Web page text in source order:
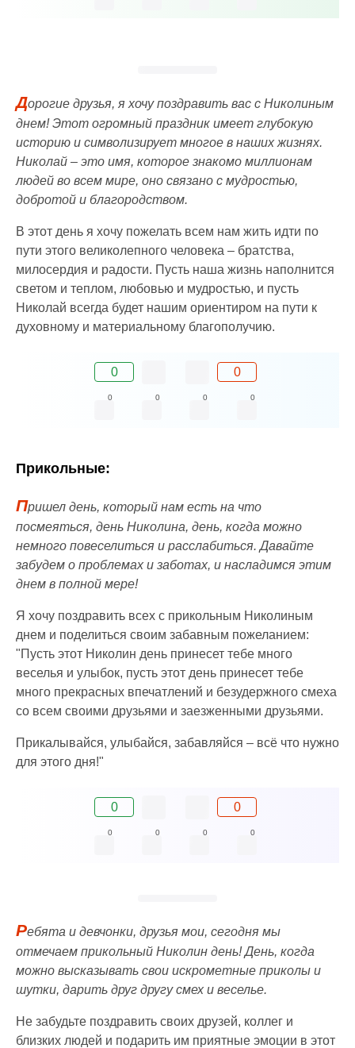
Дорогие друзья, я хочу поздравить вас с Николиным
днем! Этот огромный праздник имеет глубокую
историю и символизирует многое в наших жизнях.
Николай – это имя, которое знакомо миллионам
людей во всем мире, оно связано с мудростью,
добротой и благородством.
В этот день я хочу пожелать всем нам жить идти по
пути этого великолепного человека – братства,
милосердия и радости. Пусть наша жизнь наполнится
светом и теплом, любовью и мудростью, и пусть
Николай всегда будет нашим ориентиром на пути к
духовному и материальному благополучию.
0 0
0 0 0 0
Прикольные:
Пришел день, который нам есть на что
посмеяться, день Николина, день, когда можно
немного повеселиться и расслабиться. Давайте
забудем о проблемах и заботах, и насладимся этим
днем в полной мере!
Я хочу поздравить всех с прикольным Николиным
днем и поделиться своим забавным пожеланием:
"Пусть этот Николин день принесет тебе много
веселья и улыбок, пусть этот день принесет тебе
много прекрасных впечатлений и безудержного смеха
со всем своими друзьями и заезженными друзьями.
Прикалывайся, улыбайся, забавляйся – всё что нужно
для этого дня!"
0 0
0 0 0 0
Ребята и девчонки, друзья мои, сегодня мы
отмечаем прикольный Николин день! День, когда
можно высказывать свои искрометные приколы и
шутки, дарить друг другу смех и веселье.
Не забудьте поздравить своих друзей, коллег и
близких людей и подарить им приятные эмоции в этот